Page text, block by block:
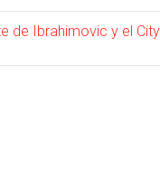
de Ibrahimovic y el